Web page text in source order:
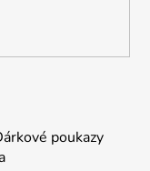
poukazy